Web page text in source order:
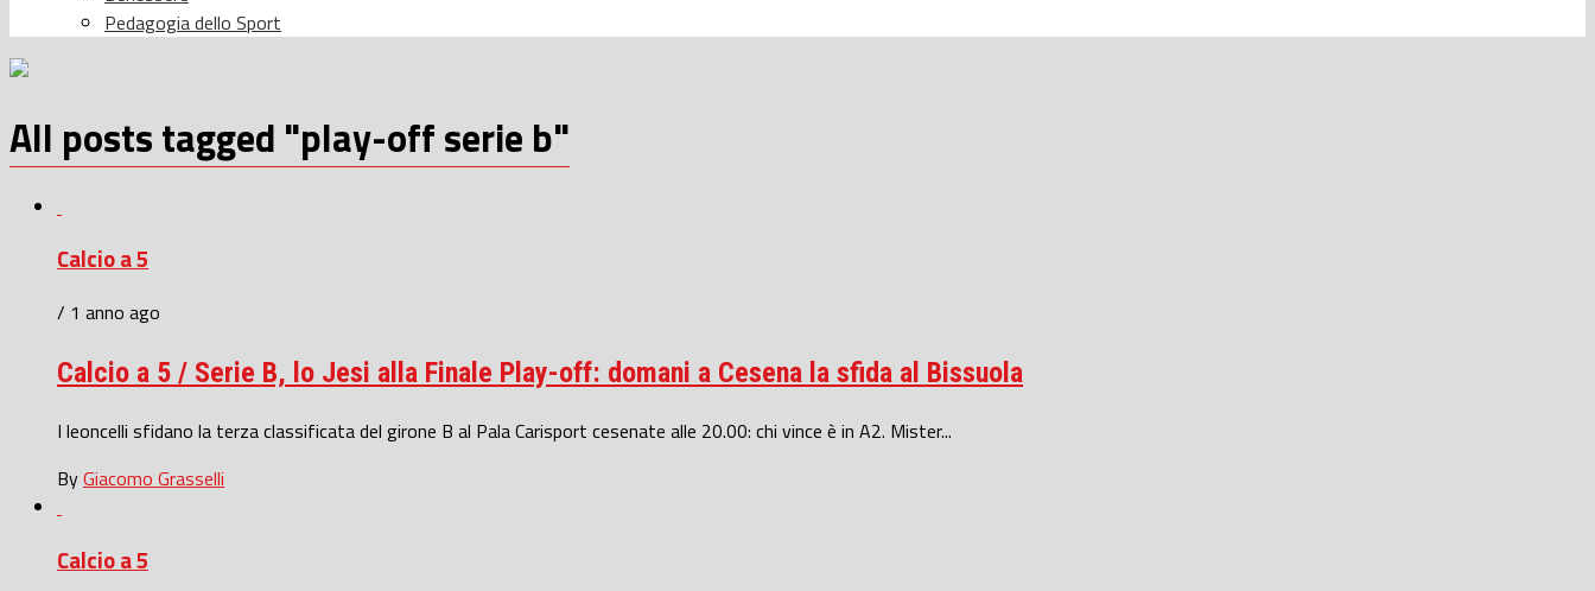
Pedagogia dello Sport
All posts tagged "play-off serie b"
Calcio a 5
/ 1 anno ago
Calcio a 5 / Serie B, lo Jesi alla Finale Play-off: domani a Cesena la sfida al Bissuola
I leoncelli sfidano la terza classificata del girone B al Pala Carisport cesenate alle 20.00: chi vince è in A2. Mister...
ByGiacomo Grasselli
Calcio a 5